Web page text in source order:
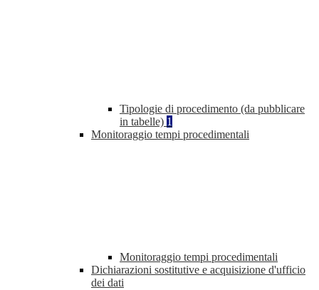
Tipologie di procedimento (da pubblicare
in tabelle) 1
Monitoraggio tempi procedimentali
Monitoraggio tempi procedimentali
Dichiarazioni sostitutive e acquisizione d'ufficio
dei dati